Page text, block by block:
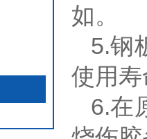
如。
5.钢
使用
6.在